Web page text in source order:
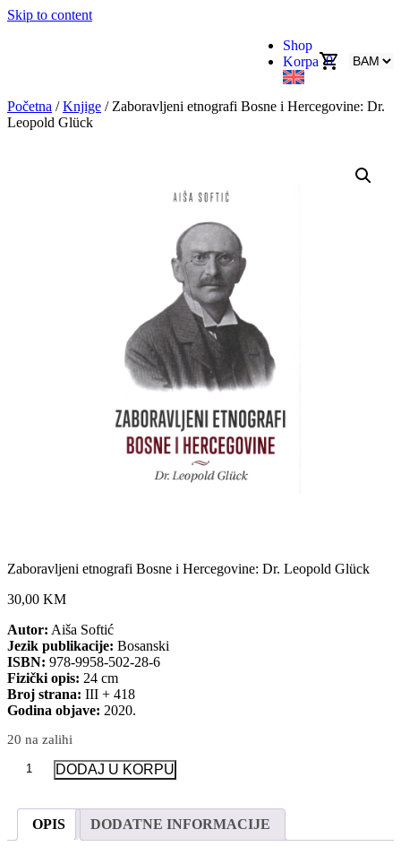
Skip to content
Shop
Korpa 0
Početna /Knjige / Zaboravljeni etnografi Bosne i Hercegovine: Dr.
Leopold Glück
Zaboravljeni etnografi Bosne i Hercegovine: Dr. Leopold Glück
30,00 KM
Autor: Aiša Softić
Jezik publikacije: Bosanski
ISBN: 978-9958-502-28-6
Fizički opis: 24 cm
Broj strana: III + 418
Godina objave: 2020.
20 na zalihi
Zaboravljeni
etnografi
Hercegovine:
DODAJ U KORPU
OPIS DODATNE INFORMACIJE